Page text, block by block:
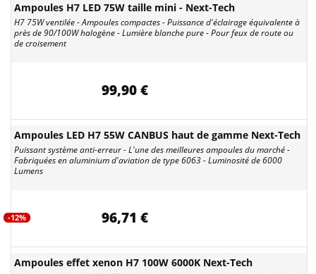
Ampoules H7 LED 75W taille mini - Next-Tech
H7 75W ventilée - Ampoules compactes - Puissance d'éclairage équivalente à
près de 90/100W halogène - Lumière blanche pure - Pour feux de route ou
de croisement
99,90 €
Ampoules LED H7 55W CANBUS haut de gamme Next-Tech
Puissant système anti-erreur - L'une des meilleures ampoules du marché -
Fabriquées en aluminium d'aviation de type 6063 - Luminosité de 6000
Lumens
-12% 96,71 €
Ampoules effet xenon H7 100W 6000K Next-Tech